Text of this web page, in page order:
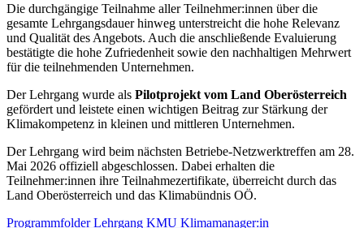
Die durchgängige Teilnahme aller Teilnehmer:innen über die
gesamte Lehrgangsdauer hinweg unterstreicht die hohe Relevanz
und Qualität des Angebots. Auch die anschließende Evaluierung
bestätigte die hohe Zufriedenheit sowie den nachhaltigen Mehrwert
für die teilnehmenden Unternehmen.
Der Lehrgang wurde als Pilotprojekt vom Land Oberösterreich
gefördert und leistete einen wichtigen Beitrag zur Stärkung der
Klimakompetenz in kleinen und mittleren Unternehmen.
Der Lehrgang wird beim nächsten Betriebe-Netzwerktreffen am 28.
Mai 2026 offiziell abgeschlossen. Dabei erhalten die
Teilnehmer:innen ihre Teilnahmezertifikate, überreicht durch das
Land Oberösterreich und das Klimabündnis OÖ.
Programmfolder Lehrgang KMU Klimamanager:in